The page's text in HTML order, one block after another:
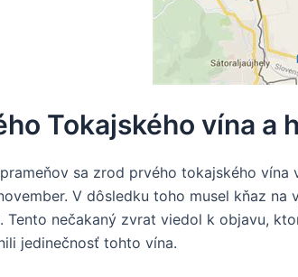
Tokajského vína a
sa zrod prvého tokajského
V dôsledku toho musel kňaz
Tento nečakaný zvrat viedol k objavu,
jedinečnosť tohto vína.